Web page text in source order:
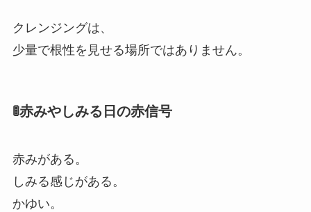
クレンジングは、
少量で根性を見せる場所ではありません。
🚦赤みやしみる日の赤信号
赤みがある。
しみる感じがある。
かゆい。